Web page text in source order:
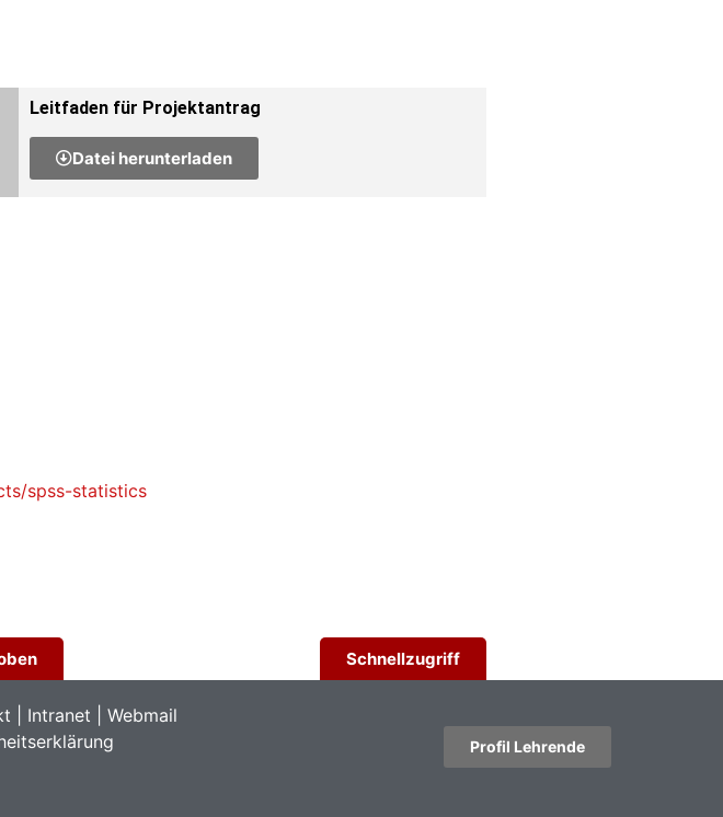
Leitfaden für Projektantrag
Datei herunterladen
spss-statistics
Schnellzugriff
Intranet |Webmail
Profil Lehrende